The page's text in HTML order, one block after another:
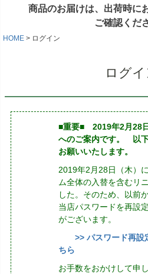
商品のお届けは、出荷時にお
ご確認くだ
HOME ログイン
ログイ
■重要■ 2019年2月28
へのご案内です。 以
お願いいたします。
2019年2月28日（木）
ム全体の入替を含むリ
した。そのため、以前
当店パスワードを再設
がございます。
>> パスワード再
ちら
お手数をおかけして申